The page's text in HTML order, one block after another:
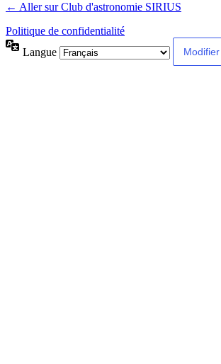
← Aller sur Club d'astronomie SIRIUS
Politique de confidentialité
Langue